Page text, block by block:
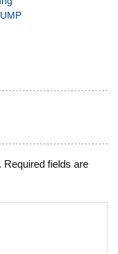
Required fields are